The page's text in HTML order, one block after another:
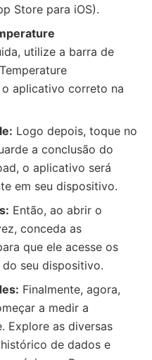
Store para iOS).
utilize a barra de
o aplicativo correto na
Logo depois, toque no
a conclusão do
o aplicativo será
em seu dispositivo.
Então, ao abrir o
conceda as
que ele acesse os
seu dispositivo.
Finalmente, agora,
a medir a
Explore as diversas
de dados e